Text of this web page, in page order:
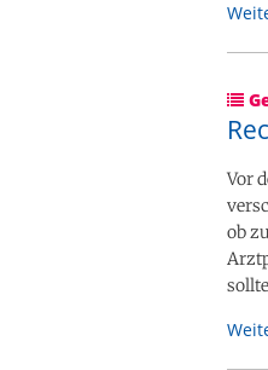
Vor
ob